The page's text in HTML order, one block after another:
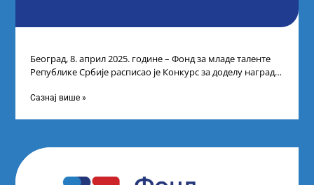
Београд, 8. април 2025. године – Фонд за младе таленте
Републике Србије расписао је Конкурс за доделу награда
Сазнај више »